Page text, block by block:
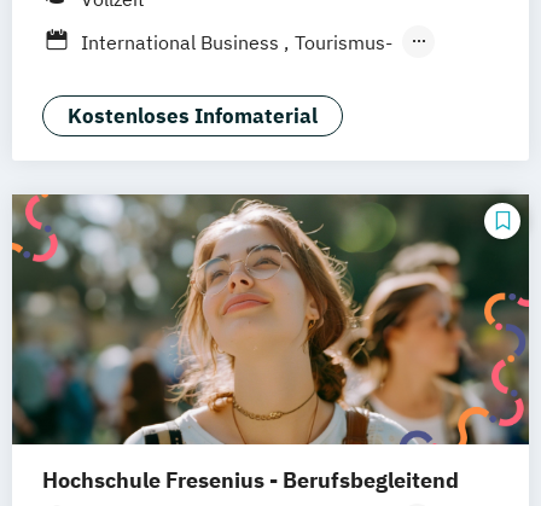
Braunschweig Erfurt
International Business
Tourismus-
Kostenloses Infomaterial
Hochschule Fresenius - Berufsbegleitend